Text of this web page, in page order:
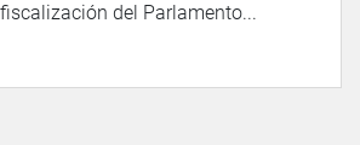
del Parlamento...